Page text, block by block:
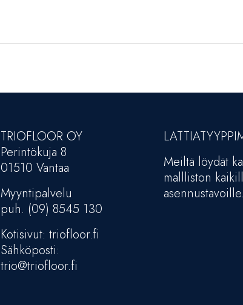
TRIOFLOOR OY
Perintökuja 8
01510 Vantaa
Myyntipalvelu
puh. (09) 8545 130
Kotisivut: triofloor.fi
Sähköposti:
trio@triofloor.fi
Meiltä löydät
mallliston
asennustavoille.